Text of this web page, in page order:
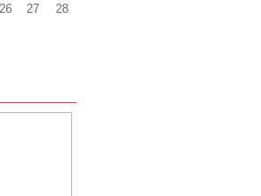
26 27
28